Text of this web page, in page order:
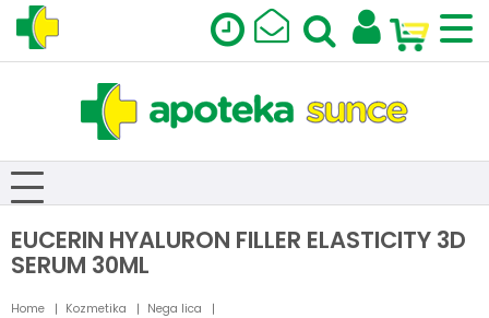
EUCERIN HYALURON FILLER ELASTICITY 3D
SERUM 30ML
Home Kozmetika
Nega lica